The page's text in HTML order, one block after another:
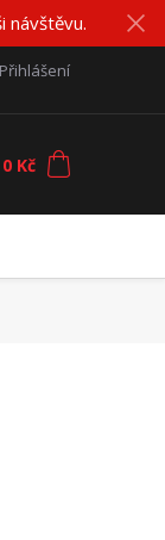
návštěvu.
Přihlášení
0 Kč